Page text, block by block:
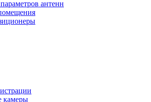
антенн
камеры